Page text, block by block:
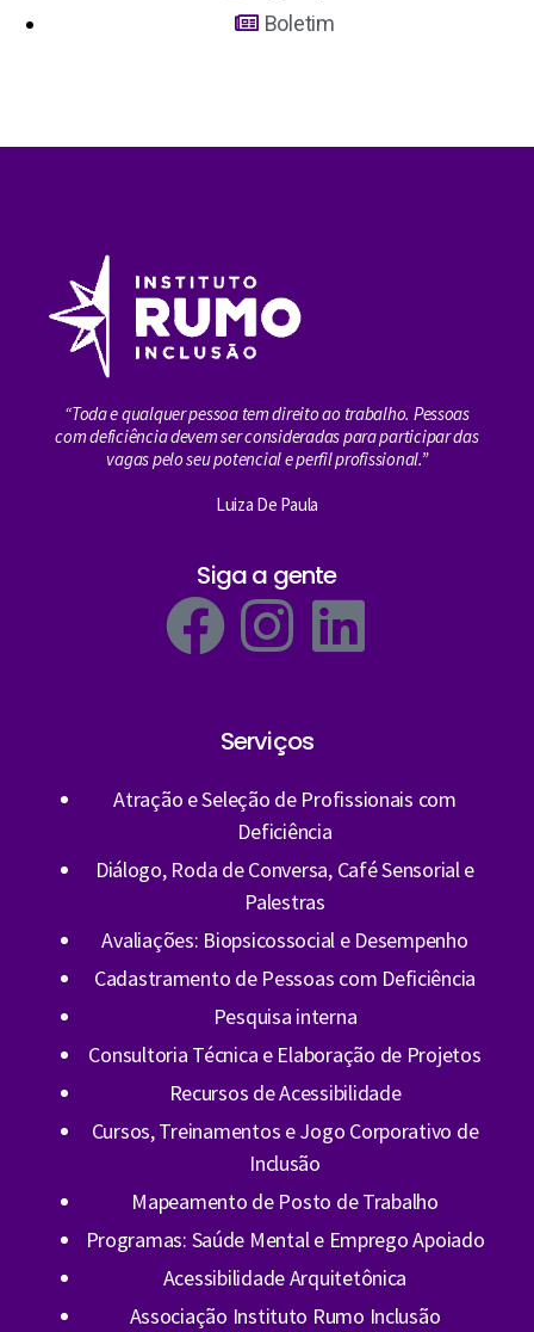
Boletim
“Toda e qualquer pessoa tem direito ao trabalho. Pessoas
com deficiência devem ser consideradas para participar das
vagas pelo seu potencial e perfil profissional.”
Luiza De Paula
Siga a gente
Serviços
Atração e Seleção de Profissionais com
Deficiência
Diálogo, Roda de Conversa, Café Sensorial e
Palestras
Avaliações: Biopsicossocial e Desempenho
Cadastramento de Pessoas com Deficiência
Pesquisa interna
Consultoria Técnica e Elaboração de Projetos
Recursos de Acessibilidade
Cursos, Treinamentos e Jogo Corporativo de
Inclusão
Mapeamento de Posto de Trabalho
Programas: Saúde Mental e Emprego Apoiado
Acessibilidade Arquitetônica
Associação Instituto Rumo Inclusão